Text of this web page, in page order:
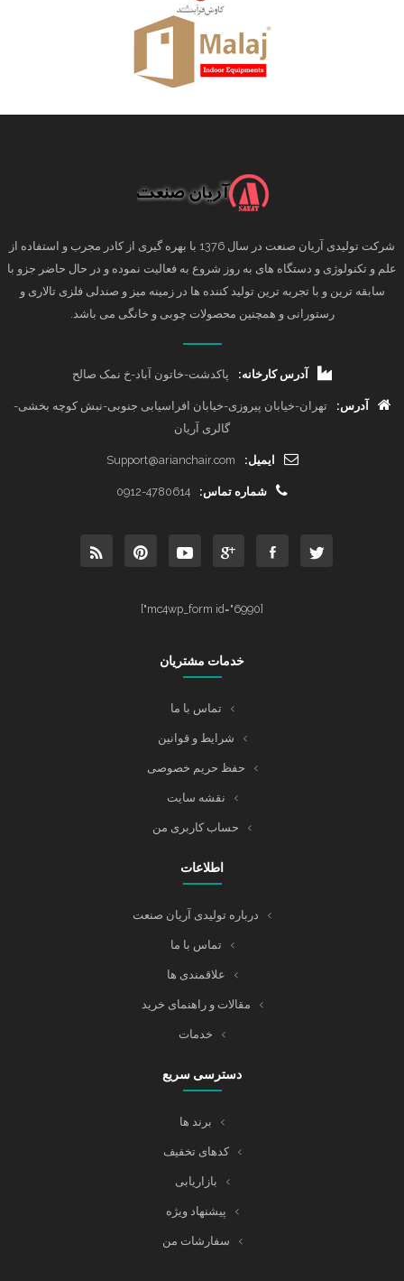
شرکت تولیدی آریان صنعت در سال 1376 با بهره گیری از کادر مجرب و استفاده از
علم و تکنولوژی و دستگاه های به روز شروع به فعالیت نموده و در حال حاضر جزو با
سابقه ترین و با تجربه ترین تولید کننده ها در زمینه میز و صندلی فلزی تالاری و
رستورانی و همچنین محصولات چوبی و خانگی می باشد.
آدرس کارخانه: پاکدشت-خاتون آباد-خ نمک صالح
آدرس:
تهران-خیابان پیروزی-خیابان افراسیابی جنوبی-نبش کوچه بخشی-
گالری آریان
ایمیل: Support@arianchair.com
شماره تماس: 0912-4780614
[mc4wp_form id="6990"]
خدمات مشتریان
تماس با ما
شرایط و قوانین
حفظ حریم خصوصی
نقشه سایت
حساب کاربری من
اطلاعات
درباره تولیدی آریان صنعت
تماس با ما
علاقمندی ها
مقالات و راهنمای خرید
خدمات
دسترسی سریع
برند ها
کدهای تخفیف
بازاریابی
پیشنهاد ویژه
سفارشات من